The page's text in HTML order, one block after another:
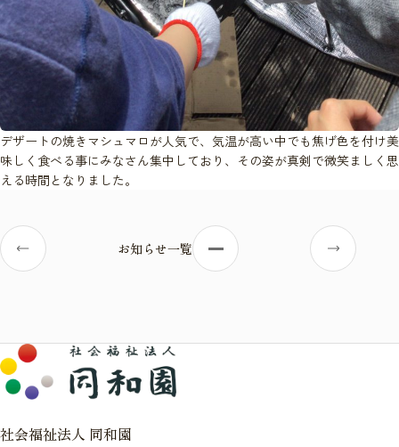
デザートの焼きマシュマロが人気で、気温が高い中でも焦げ色を付け美
味しく食べる事にみなさん集中しており、その姿が真剣で微笑ましく思
える時間となりました。
お知らせ一覧
社会福祉法人 同和園